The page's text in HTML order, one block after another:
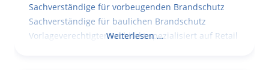
Sachverständige für vorbeugenden Brandschutz
Sachverständige für baulichen Brandschutz
Vorlageverechtigter Architekt spezialisiert auf Retail
Weiterlesen …